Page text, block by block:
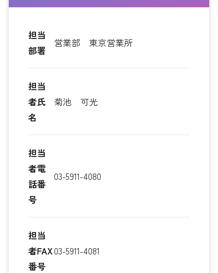
担当
部署
営業部 東京営業所
担当
者氏
名
菊池 可光
担当
者電
話番
号
03-5911-4080
担当
者FAX
番号
03-5911-4081